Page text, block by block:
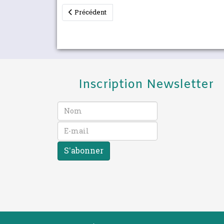
Article précédent : Connaitre, pour sauvegarder
Précédent
Inscription Newsletter
S’abonner